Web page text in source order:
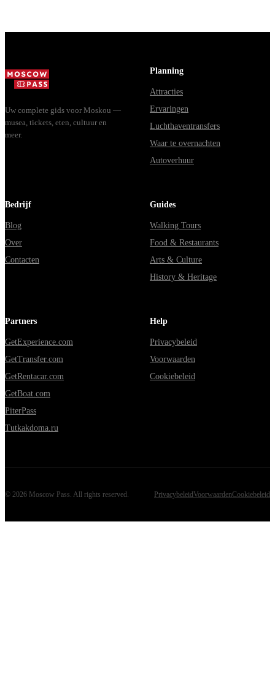
Uw complete gids voor Moskou —
musea, tickets, eten, cultuur en
meer.
Planning
Attracties
Ervaringen
Luchthaventransfers
Waar te overnachten
Autoverhuur
Bedrijf
Blog
Over
Contacten
Guides
Walking Tours
Food & Restaurants
Arts & Culture
History & Heritage
Partners
GetExperience.com
GetTransfer.com
GetRentacar.com
GetBoat.com
PiterPass
Tutkakdoma.ru
Help
Privacybeleid
Voorwaarden
Cookiebeleid
© 2026 Moscow Pass. All rights reserved. PrivacybeleidVoorwaardenCookiebeleid